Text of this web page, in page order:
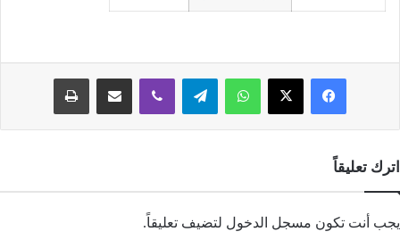
فيسبوك ‫X واتساب تيلقرام ڤايبر
اترك تعليقاً
يجب أنت تكون مسجل الدخول لتضيف تعليقاً.